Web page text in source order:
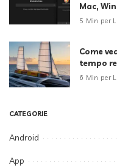
Mac,
5 Min per
Come
tempo
6 Min per
CATEGORIE
Android
App